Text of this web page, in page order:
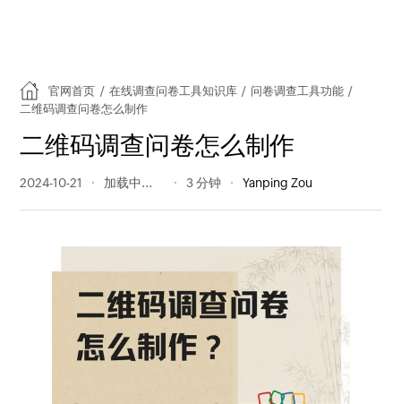
官网首页 / 在线调查问卷工具知识库 / 问卷调查工具功能 /
二维码调查问卷怎么制作
二维码调查问卷怎么制作
2024-10-21 752 阅读量 3 分钟 Yanping Zou